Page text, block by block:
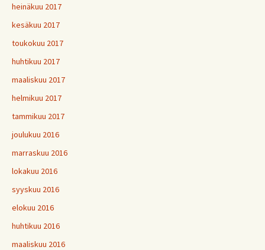
heinäkuu 2017
kesäkuu 2017
toukokuu 2017
huhtikuu 2017
maaliskuu 2017
helmikuu 2017
tammikuu 2017
joulukuu 2016
marraskuu 2016
lokakuu 2016
syyskuu 2016
elokuu 2016
huhtikuu 2016
maaliskuu 2016